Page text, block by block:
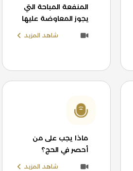
المنفعة المباحة التي
يجوز المعاوضة عليها
شاهد المزيد
ماذا يجب على من
أحصر في الحج؟
شاهد المزيد